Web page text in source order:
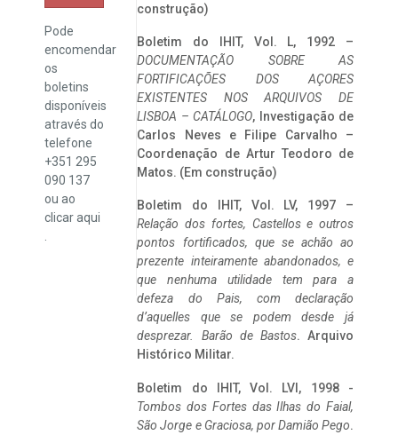
Pode
encomendar
os
boletins
disponíveis
através do
telefone
+351 295
090 137
ou ao
clicaraqui
construção)
Boletim do IHIT, Vol. L, 1992 –
DOCUMENTAÇÃO SOBRE AS
FORTIFICAÇÕES DOS AÇORES
EXISTENTES NOS ARQUIVOS DE
LISBOA – CATÁLOGO, Investigação de
Carlos Neves e Filipe Carvalho –
Coordenação de Artur Teodoro de
Matos. (Em construção)
Boletim do IHIT, Vol. LV, 1997 –
Relação dos fortes, Castellos e outros
pontos fortificados, que se achão ao
prezente inteiramente abandonados, e
que nenhuma utilidade tem para a
defeza do Pais, com declaração
d’aquelles que se podem desde já
desprezar. Barão de Bastos. Arquivo
Histórico Militar.
Boletim do IHIT, Vol. LVI, 1998 -
Tombos dos Fortes das Ilhas do Faial,
São Jorge e Graciosa, por Damião Pego.